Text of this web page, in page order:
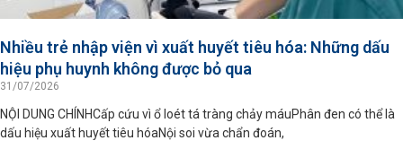
Nhiều trẻ nhập viện vì xuất huyết tiêu hóa: Những dấu
hiệu phụ huynh không được bỏ qua
31/07/2026
NỘI DUNG CHÍNHCấp cứu vì ổ loét tá tràng chảy máuPhân đen có thể là
dấu hiệu xuất huyết tiêu hóaNội soi vừa chẩn đoán,